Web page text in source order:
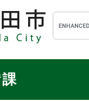
メニューを飛ばして本文
キ
ー
ワ